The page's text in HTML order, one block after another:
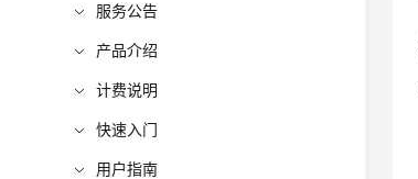
服务公告
产品介绍
计费说明
快速入门
用户指南